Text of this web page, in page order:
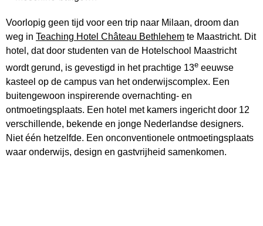
Voorlopig geen tijd voor een trip naar Milaan, droom dan
weg in Teaching Hotel Château Bethlehem te Maastricht. Dit
hotel, dat door studenten van de Hotelschool Maastricht
wordt gerund, is gevestigd in het prachtige 13e eeuwse
kasteel op de campus van het onderwijscomplex. Een
buitengewoon inspirerende overnachting- en
ontmoetingsplaats. Een hotel met kamers ingericht door 12
verschillende, bekende en jonge Nederlandse designers.
Niet één hetzelfde. Een onconventionele ontmoetingsplaats
waar onderwijs, design en gastvrijheid samenkomen.